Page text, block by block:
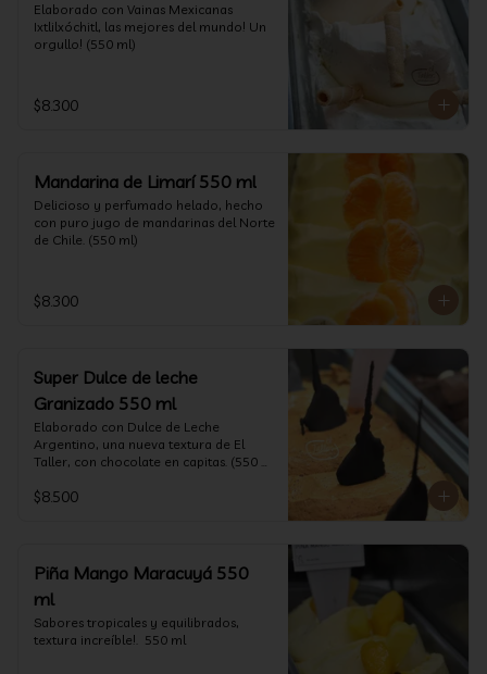
Elaborado con Vainas Mexicanas
Ixtlilxóchitl, las mejores del mundo! Un
orgullo! (550 ml)
$8.300
Mandarina de Limarí 550 ml
Delicioso y perfumado helado, hecho
con puro jugo de mandarinas del Norte
de Chile. (550 ml)
$8.300
Super Dulce de leche
Granizado 550 ml
Elaborado con Dulce de Leche
Argentino, una nueva textura de El
Taller, con chocolate en capitas. (550
$8.500
Piña Mango Maracuyá 550
ml
Sabores tropicales y equilibrados,
textura increíble!.  550 ml